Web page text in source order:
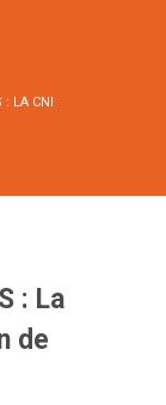
: LA CNI
: La
de